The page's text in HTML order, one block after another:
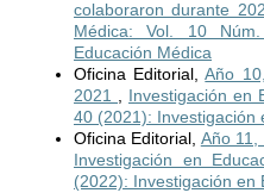
colaboraron durante
Médica: Vol. 10
Educación Médica
Oficina Editorial,Año
2021 , Investigación en
40 (2021): Investigación
Oficina Editorial, Año
Investigación en
(2022): Investigación en